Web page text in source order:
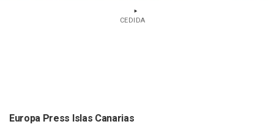
CEDIDA
Europa Press Islas Canarias